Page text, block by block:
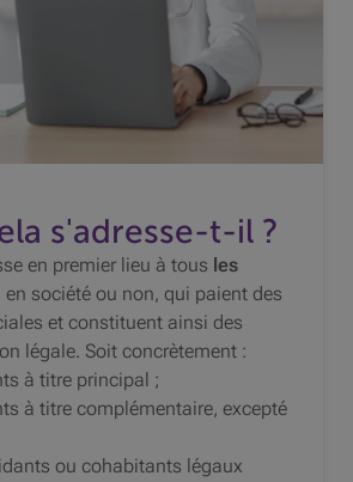
s'adresse-t-il ?
en premier lieu à tous les
en société ou non, qui paient des
et constituent ainsi des
légale. Soit concrètement :
à titre principal ;
à titre complémentaire, excepté
ou cohabitants légaux